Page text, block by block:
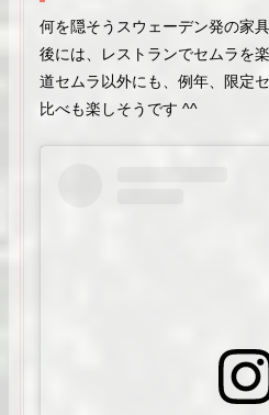
何を隠そうスウェーデン発の家
後には、レストランでセムラを
道セムラ以外にも、例年、限定
比べも楽しそうです ^^